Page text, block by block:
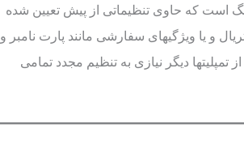
است که حاوی تنظیماتی از پیش تعیین شده
و یا ویژگیهای سفارشی مانند پارت نامبر و
تمپلیتها دیگر نیازی به تنظیم مجدد تمامی